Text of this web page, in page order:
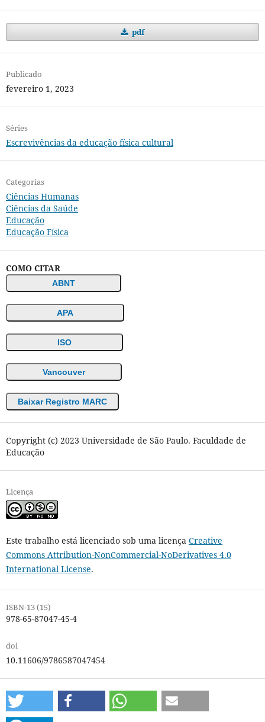
pdf
Publicado
fevereiro 1, 2023
Séries
Escrevivências da educação física cultural
Categorias
Ciências Humanas
Ciências da Saúde
Educação
Educação Física
COMO CITAR
ABNT
APA
ISO
Vancouver
Baixar Registro MARC
Copyright (c) 2023 Universidade de São Paulo. Faculdade de
Educação
Licença
Este trabalho está licenciado sob uma licença Creative
Commons Attribution-NonCommercial-NoDerivatives 4.0
International License.
ISBN-13 (15)
978-65-87047-45-4
doi
10.11606/9786587047454